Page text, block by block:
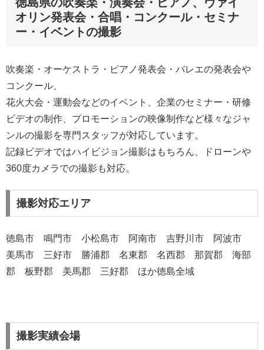
オリン発表会・合唱・コンクール・セミナ
ー・イベントの撮影
吹奏楽・オーケストラ・ピアノ発表会・バレエの発表会や
コンクール、
花火大会・運動会などのイベント、企業のセミナー・研修
ビデオの制作、プロモーションの映像制作など様々なジャ
ンルの撮影を専門スタッフが対応しています。
記録ビデオではハイビジョン撮影はもちろん、ドローンや
360度カメラでの撮影も対応。
撮影対応エリア
徳島市 鳴門市 小松島市 阿南市 吉野川市 阿波市
美馬市 三好市 勝浦郡 名東郡 名西郡 那賀郡 海部
郡 板野郡 美馬郡 三好郡 ほか徳島全域
撮影実績会場